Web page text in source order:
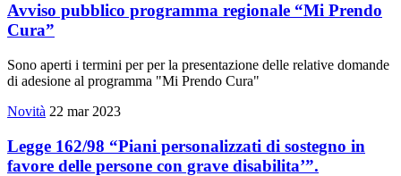
Avviso pubblico programma regionale “Mi Prendo
Cura”
Sono aperti i termini per per la presentazione delle relative domande
di adesione al programma "Mi Prendo Cura"
Novità 22 mar 2023
Legge 162/98 “Piani personalizzati di sostegno in
favore delle persone con grave disabilita’”.